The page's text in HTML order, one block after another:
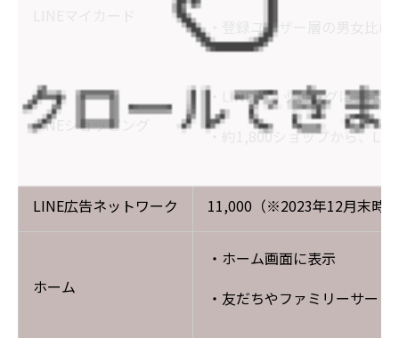
・登録ユーザー層の男女比
LINEショッピング
・LINEショッピングに表示
・約1,800ショップから、
LINE広告ネットワーク 11,000（※2023年12月末時
ホーム
・ホーム画面に表示
・友だちやファミリーサー